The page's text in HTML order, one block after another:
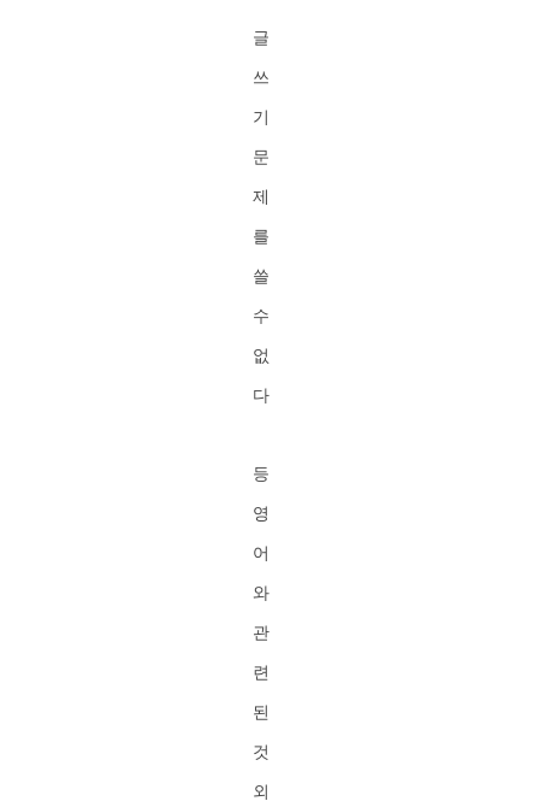
글
쓰
기
문
제
를
쓸
수
없
다
등
영
어
와
관
련
된
것
외